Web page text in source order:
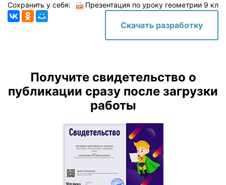
Проверка теоретического материала
Подготовка к ГИА (задание №13) Укажите
номера верных утверждений
Сохранить у себя: Презентация по уроку геометрии 9 кл
Скачать разработку
Получите свидетельство о
публикации сразу после загрузки
работы